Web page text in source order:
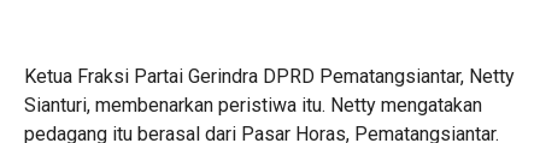
Ketua Fraksi Partai Gerindra DPRD Pematangsiantar, Netty
Sianturi, membenarkan peristiwa itu. Netty mengatakan
pedagang itu berasal dari Pasar Horas, Pematangsiantar.